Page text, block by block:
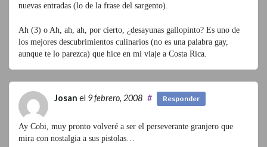
nuevas entradas (lo de la frase del sargento).
Ah (3) o Ah, ah, ah, por cierto, ¿desayunas gallopinto? Es uno de
los mejores descubrimientos culinarios (no es una palabra gay,
aunque te lo parezca) que hice en mi viaje a Costa Rica.
Josan el 9 febrero, 2008 # Responder
Ay Cobi, muy pronto volveré a ser el perseverante granjero que
mira con nostalgia a sus pistolas…